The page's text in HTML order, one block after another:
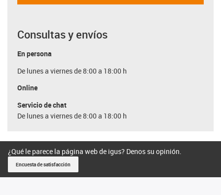
Consultas y envíos
En persona
De lunes a viernes de 8:00 a 18:00 h
Online
Servicio de chat
De lunes a viernes de 8:00 a 18:00 h
¿Qué le parece la página web de igus? Denos su opinión.
Encuesta de satisfacción